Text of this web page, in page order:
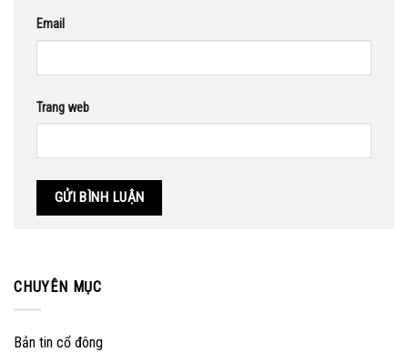
Email
Trang web
CHUYÊN MỤC
Bản tin cổ đông